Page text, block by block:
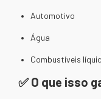
Automotivo
Água
Combustíveis
✅ O que isso